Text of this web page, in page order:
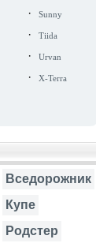
· Sunny
· Tiida
· Urvan
· X-Terra
Вседорожник
Купе
Родстер